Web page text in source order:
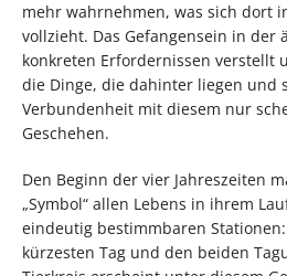
mehr wahrnehmen, was sich dort
vollzieht. Das Gefangensein in der
konkreten Erfordernissen verstellt
die Dinge, die dahinter liegen und
Verbundenheit mit diesem nur
Geschehen.
Den Beginn der vier Jahreszeiten
„Symbol“ allen Lebens in ihrem
eindeutig bestimmbaren
kürzesten Tag und den beiden